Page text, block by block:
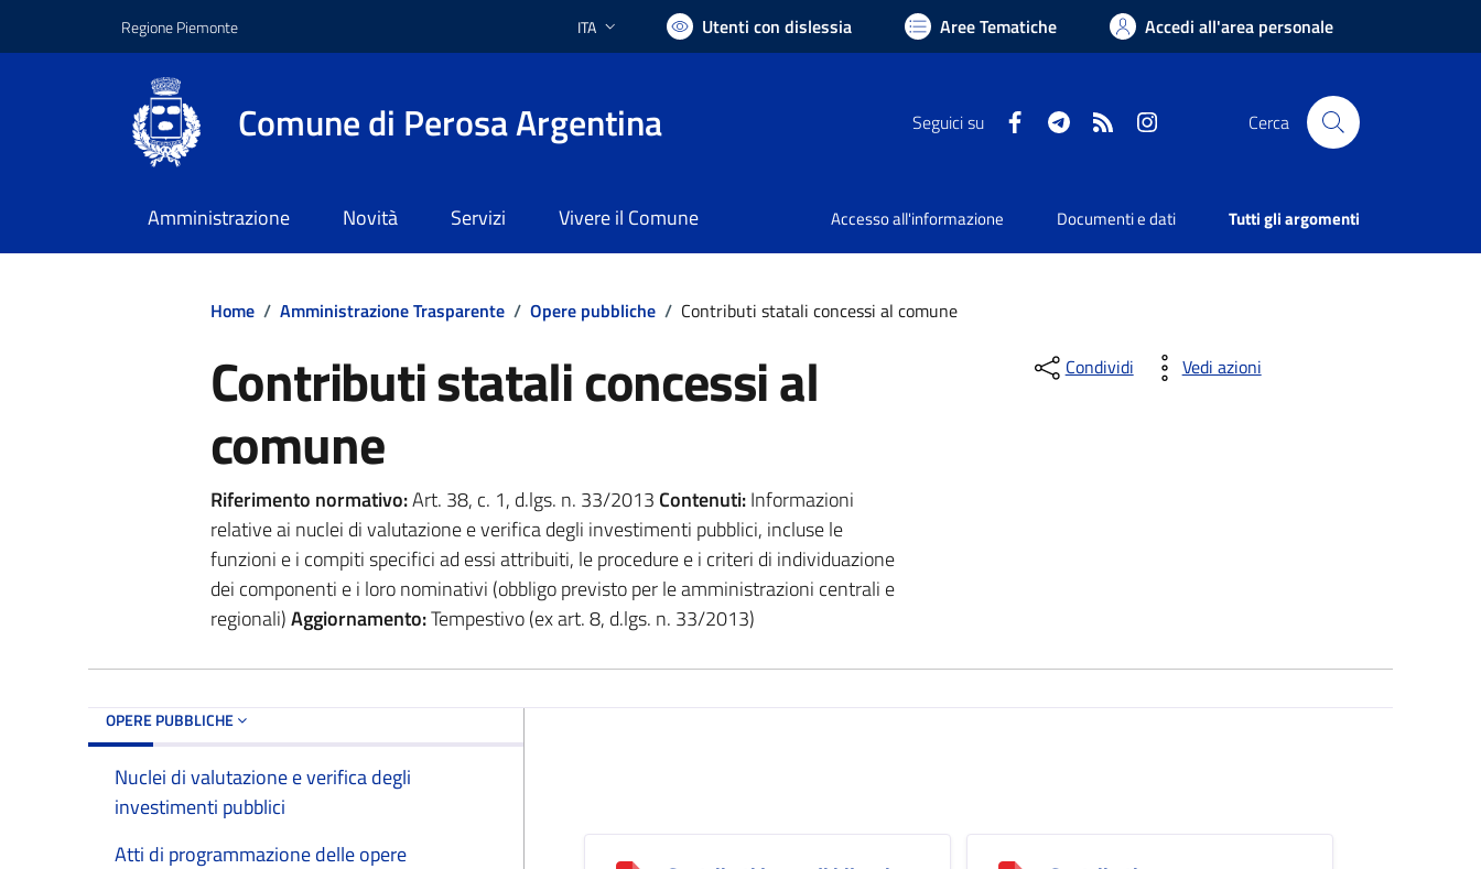
Regione Piemonte Lingua attiva:
ITA Utenti con dislessia Aree Tematiche Accedi all'area personale
Comune di Perosa Argentina Seguici su FacebookTelegramRSS Cerca
Amministrazione Novità Servizi Vivere il Comune Accesso all'informazione Documenti e dati Tutti gli argomenti
Home / Amministrazione Trasparente / Opere pubbliche / Contributi statali concessi al comune
Contributi statali concessi al
comune
Riferimento normativo:Art. 38, c. 1, d.lgs. n. 33/2013 Contenuti:Informazioni
relative ai nuclei di valutazione e verifica degli investimenti pubblici, incluse le
funzioni e i compiti specifici ad essi attribuiti, le procedure e i criteri di individuazione
dei componenti e i loro nominativi (obbligo previsto per le amministrazioni centrali e
regionali)Aggiornamento:Tempestivo (ex art. 8, d.lgs. n. 33/2013)
Condividi Vedi azioni
OPERE PUBBLICHE
Nuclei di valutazione e verifica degli
investimenti pubblici
Atti di programmazione delle opere